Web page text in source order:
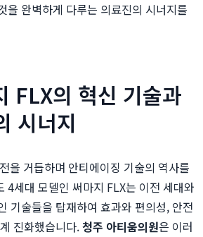
을 완벽하게 다루는 의료진의 시너지를
FLX의 혁신 기술과
시너지
을 거듭하며 안티에이징 기술의 역사를
4세대 모델인 써마지 FLX는 이전 세대와
기술들을 탑재하여 효과와 편의성, 안전
진화했습니다.청주 아티움의원은 이러